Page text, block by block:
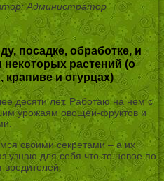
Администратор
посадке, обработке, и
растений (о
крапиве и огурцах)
десяти лет. Работаю на нем с
урожаям овощей-фруктов и
своими секретами – а их
узнаю для себя что-то новое по
вредителей.